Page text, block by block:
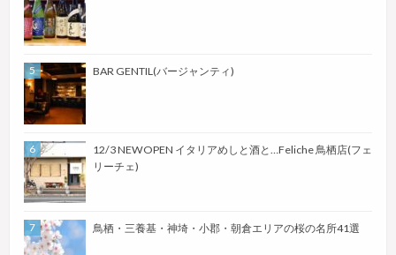
BAR GENTIL(バージャンティ)
12/3 NEWOPEN イタリアめしと酒と…Feliche 鳥栖店(フェ
リーチェ)
鳥栖・三養基・神埼・小郡・朝倉エリアの桜の名所41選